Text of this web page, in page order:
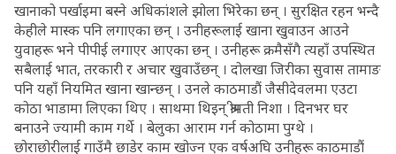
खानाको पर्खाइमा बस्ने अधिकांशले झोला भिरेका छन् । सुरक्षित रहन भन्दै
केहीले मास्क पनि लगाएका छन् । उनीहरूलाई खाना खुवाउन आउने
युवाहरू भने पीपीई लगाएर आएका छन् । उनीहरू क्रमैसँगै त्यहाँ उपस्थित
सबैलाई भात, तरकारी र अचार खुवाउँछन् । दोलखा जिरीका सुवास तामाङ
पनि यहाँ नियमित खाना खान्छन् । उनले काठमाडौं जैसीदेवलमा एउटा
कोठा भाडामा लिएका थिए । साथमा थिइन् श्रीमती निशा । दिनभर घर
बनाउने ज्यामी काम गर्थे । बेलुका आराम गर्न कोठामा पुग्थे ।
छोराछोरीलाई गाउँमै छाडेर काम खोज्न एक वर्षअघि उनीहरू काठमाडौं